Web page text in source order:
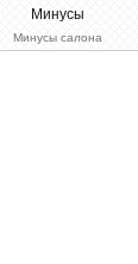
Минусы
Минусы салона